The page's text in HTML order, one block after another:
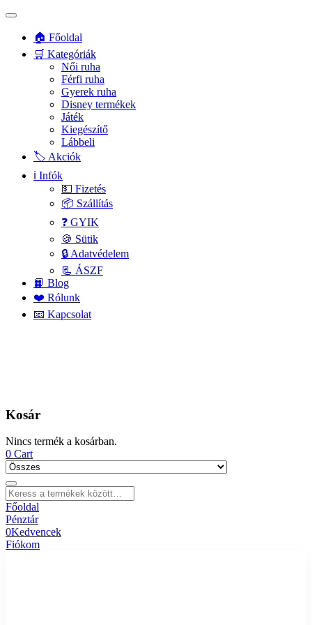
🏠 Főoldal
🛒 Kategóriák
Női ruha
Férfi ruha
Gyerek ruha
Disney termékek
Játék
Kiegészítő
Lábbeli
🏷️ Akciók
ℹ️ Infók
💵 Fizetés
📦 Szállítás
❓ GYIK
🍪 Sütik
🔒 Adatvédelem
📃 ÁSZF
📙 Blog
❤️ Rólunk
📧 Kapcsolat
Kosár
Nincs termék a kosárban.
0 Cart
Főoldal
Pénztár
0Kedvencek
Fiókom